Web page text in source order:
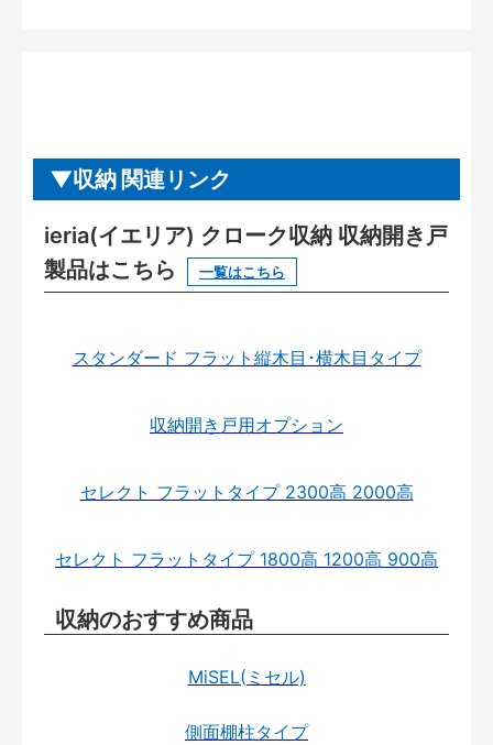
収納 関連リンク
ieria(イエリア) クローク収納 収納開き戸
製品はこちら
一覧はこちら
スタンダード フラット縦木目･横木目タイプ
収納開き戸用オプション
セレクト フラットタイプ 2300高 2000高
セレクト フラットタイプ 1800高 1200高 900高
収納のおすすめ商品
MiSEL(ミセル)
側面棚柱タイプ